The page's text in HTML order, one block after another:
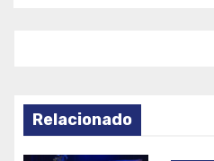
Relacionado